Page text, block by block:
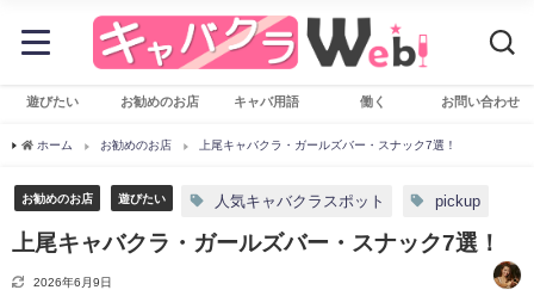
遊びたい お勧めのお店 キャバ用語 働く お問い合わせ
ホーム お勧めのお店 上尾キャバクラ・ガールズバー・スナック7選！
お勧めのお店 遊びたい 人気キャバクラスポット pickup
上尾キャバクラ・ガールズバー・スナック7選！
2026年6月9日